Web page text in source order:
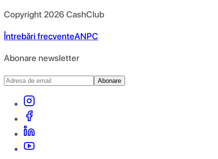
Copyright 2026CashClub
Întrebări frecventeANPC
Abonare newsletter
Abonare